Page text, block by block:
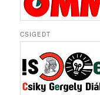
CSIGEDT